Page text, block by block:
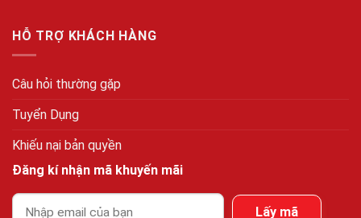
HỖ TRỢ KHÁCH HÀNG
Câu hỏi thường gặp
Tuyển Dụng
Khiếu nại bản quyền
Đăng kí nhận mã khuyến mãi
Lấy mã